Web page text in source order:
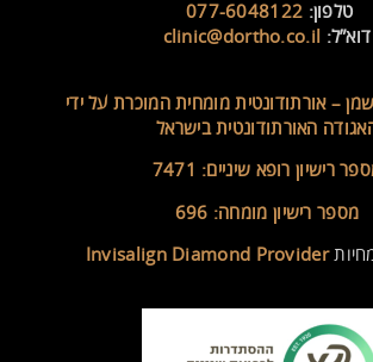
טלפון:
דוא”ל:
clinic@dortho.co.il
–אורתודונטית מומחית המוכרת על ידי
האורתודונטית בישראל
רישיון רופא שיניים: 7471
מספר רישיון מומחה: 696
Invisalign Diamond Provider